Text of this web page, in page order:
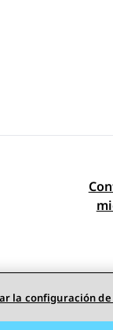
la configuración